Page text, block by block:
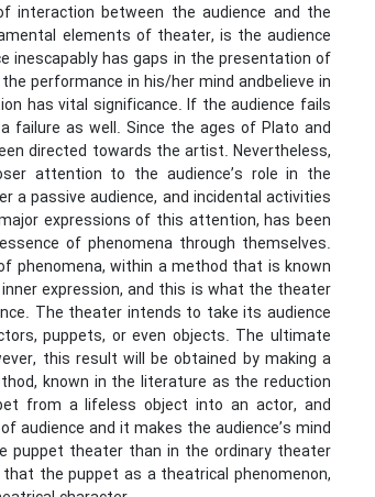
interaction between the audience and the
elements of theater, is the audience
has gaps in the presentation of
performance in his/her mind andbelieve in
has vital significance. If the audience fails
failure as well. Since the ages of Plato and
directed towards the artist. Nevertheless,
attention to the audience’s role in the
a passive audience, and incidental activities
expressions of this attention, has been
of phenomena through themselves.
phenomena, within a method that is known
expression, and this is what the theater
The theater intends to take its audience
puppets, or even objects. The ultimate
this result will be obtained by making a
known in the literature as the reduction
from a lifeless object into an actor, and
audience and it makes the audience’s mind
puppet theater than in the ordinary theater
the puppet as a theatrical phenomenon,